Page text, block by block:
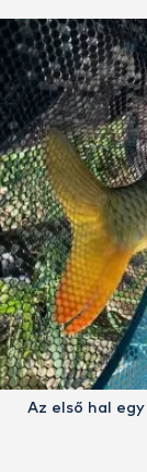
Az első hal